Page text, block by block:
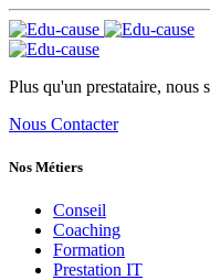
Plus qu'un prestataire, nous
Nous Contacter
Nos Métiers
Conseil
Coaching
Formation
Prestation IT